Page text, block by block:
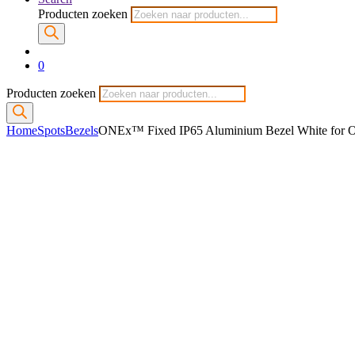
Producten zoeken
0
Producten zoeken
HomeSpotsBezelsONEx™ Fixed IP65 Aluminium Bezel White for